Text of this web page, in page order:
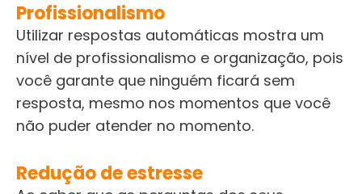
Profissionalismo
Utilizar respostas automáticas mostra um
nível de profissionalismo e organização, pois
você garante que ninguém ficará sem
resposta, mesmo nos momentos que você
não puder atender no momento.
Redução de estresse